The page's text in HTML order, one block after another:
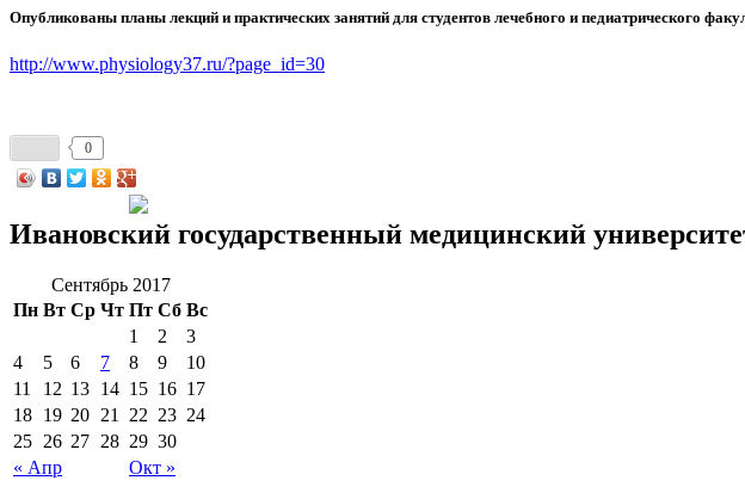
Опубликованы планы лекций и практических занятий для студентов лечебного и педиатрического
http://www.physiology37.ru/?page_id=30
0
Ивановский государственный медицинский
Сентябрь 2017
Пн Вт Ср Чт Пт Сб Вс
« Апр Окт »
1 2
3
4
5 6 7 8 9
10
11
12 13 14 15 16 17
18 19 20 21 22 23 24
25 26 27 28 29 30